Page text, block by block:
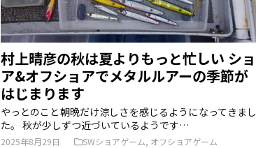
村上晴彦の秋は夏よりもっと忙しい ショ
ア&オフショアでメタルルアーの季節が
はじまります
やっとのこと朝晩だけ涼しさを感じるようになってきまし
た。 秋が少しずつ近づいているようです…
2025年8月29日 SWショアゲーム, オフショアゲーム